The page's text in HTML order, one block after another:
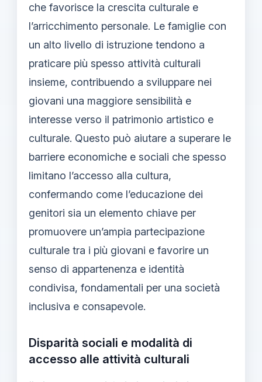
che favorisce la crescita culturale e
l’arricchimento personale. Le famiglie con
un alto livello di istruzione tendono a
praticare più spesso attività culturali
insieme, contribuendo a sviluppare nei
giovani una maggiore sensibilità e
interesse verso il patrimonio artistico e
culturale. Questo può aiutare a superare le
barriere economiche e sociali che spesso
limitano l’accesso alla cultura,
confermando come l’educazione dei
genitori sia un elemento chiave per
promuovere un’ampia partecipazione
culturale tra i più giovani e favorire un
senso di appartenenza e identità
condivisa, fondamentali per una società
inclusiva e consapevole.
Disparità sociali e modalità di
accesso alle attività culturali